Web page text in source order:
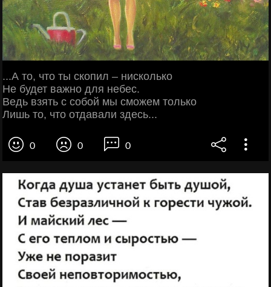
...А то, что ты скопил – нисколько
Не будет важно для небес.
Ведь взять с собой мы сможем только
Лишь то, что отдавали здесь...
0 0 0